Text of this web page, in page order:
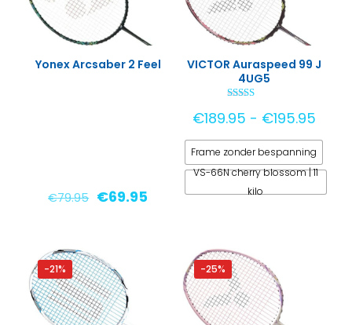
Yonex Arcsaber 2 Feel
€79.95 Oorspronkelijke
€79.95.
€69.95Huidige
€69.95.
VICTOR Auraspeed 99 J
4UG5
5.00
€189.95 - €195.95
tot
Frame zonder bespanning
VS-66N cherry blossom | 11
kilo
heeft
meerdere
variaties.
Deze
-21% -25%